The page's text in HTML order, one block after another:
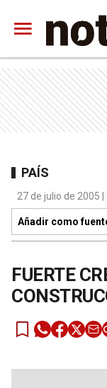
PAÍS
27 de julio de 2005
Añadir como
FUERTE